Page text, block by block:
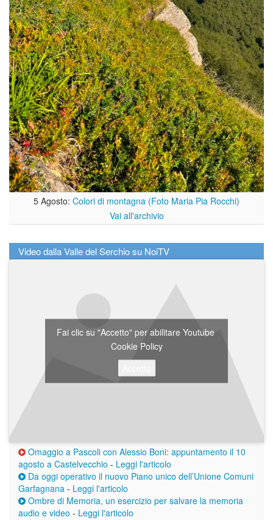
5 Agosto: Colori di montagna (Foto Maria Pia Rocchi)
Vai all'archivio
Video dalla Valle del Serchio su NoiTV
Fai clic su "Accetto" per abilitare Youtube
Cookie Policy
Omaggio a Pascoli con Alessio Boni: appuntamento il 10
agosto a Castelvecchio - Leggi l'articolo
Da oggi operativo il nuovo Piano unico dell’Unione Comuni
Garfagnana - Leggi l'articolo
Ombre di Memoria, un esercizio per salvare la memoria
audio e video - Leggi l'articolo